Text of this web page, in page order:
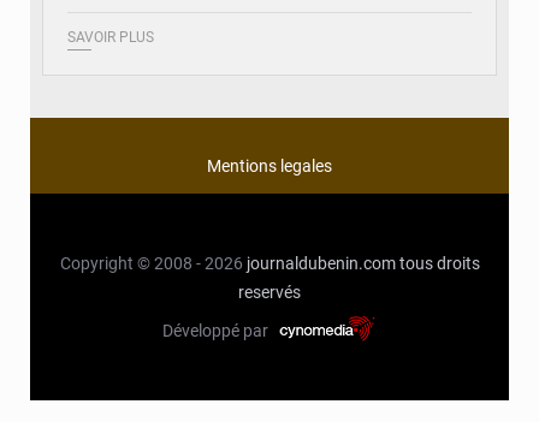
SAVOIR PLUS
Mentions legales
Copyright © 2008 - 2026 journaldubenin.com tous droits
reservés
Développé par